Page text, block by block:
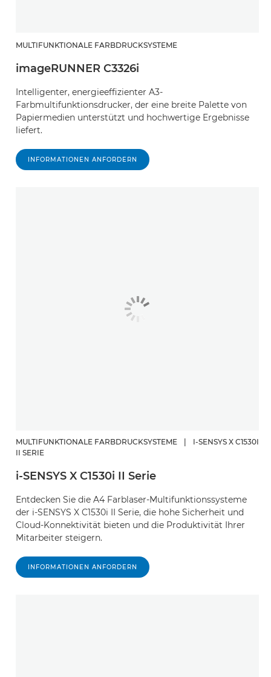
MULTIFUNKTIONALE FARBDRUCKSYSTEME
imageRUNNER C3326i
Intelligenter, energieeffizienter A3-
Farbmultifunktionsdrucker, der eine breite Palette von
Papiermedien unterstützt und hochwertige Ergebnisse
liefert.
INFORMATIONEN ANFORDERN
MULTIFUNKTIONALE FARBDRUCKSYSTEME
I-SENSYS X C1530I
II SERIE
i-SENSYS X C1530i II Serie
Entdecken Sie die A4 Farblaser-Multifunktionssysteme
der i-SENSYS X C1530i II Serie, die hohe Sicherheit und
Cloud-Konnektivität bieten und die Produktivität Ihrer
Mitarbeiter steigern.
INFORMATIONEN ANFORDERN